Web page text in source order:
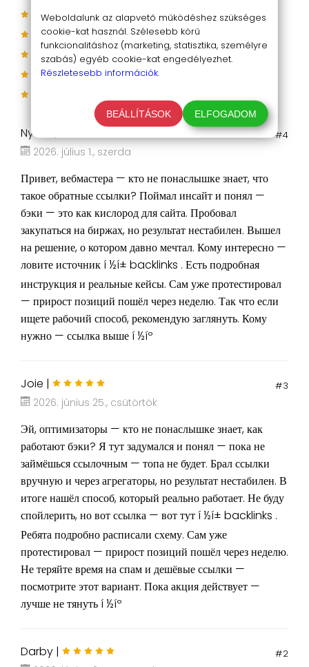
(4)
(0)
#4
Nydia |
2026. július 1., szerda
Привет, вебмастера — кто не понаслышке знает, что
такое обратные ссылки? Поймал инсайт и понял —
бэки — это как кислород для сайта. Пробовал
закупаться на биржах, но результат нестабилен. Вышел
на решение, о котором давно мечтал. Кому интересно —
ловите источник í ½í± backlinks . Есть подробная
инструкция и реальные кейсы. Сам уже протестировал
— прирост позиций пошёл через неделю. Так что если
ищете рабочий способ, рекомендую заглянуть. Кому
нужно — ссылка выше í ½íº
#3
Joie |
2026. június 25., csütörtök
Эй, оптимизаторы — кто не понаслышке знает, как
работают бэки? Я тут задумался и понял — пока не
займёшься ссылочным — топа не будет. Брал ссылки
вручную и через агрегаторы, но результат нестабилен. В
итоге нашёл способ, который реально работает. Не буду
спойлерить, но вот ссылка — вот тут í ½í± backlinks .
Ребята подробно расписали схему. Сам уже
протестировал — прирост позиций пошёл через неделю.
Не теряйте время на спам и дешёвые ссылки —
посмотрите этот вариант. Пока акция действует —
лучше не тянуть í ½íº
#2
Darby |
Weboldalunk az alapvető működéshez szükséges
cookie-kat használ. Szélesebb körű
funkcionalitáshoz (marketing, statisztika, személyre
szabás) egyéb cookie-kat engedélyezhet.
Részletesebb információk.
BEÁLLÍTÁSOK ELFOGADOM